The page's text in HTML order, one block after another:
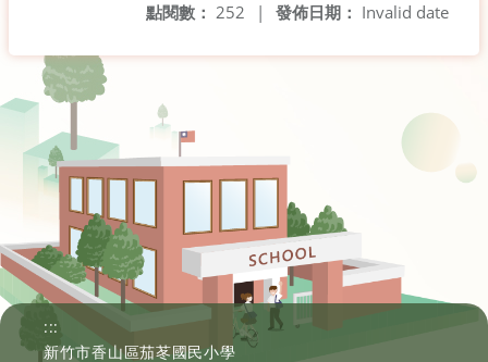
發佈日期： Invalid date
點閱數： 252 |
:::
新竹市香山區茄苳國民小學